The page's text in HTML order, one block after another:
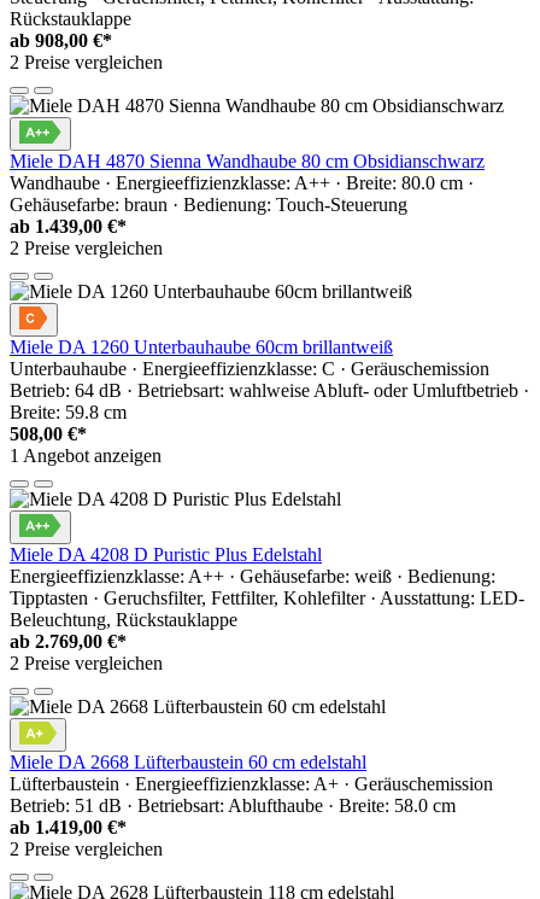
Rückstauklappe
ab 908,00 €*
2 Preise vergleichen
Miele DAH 4870 Sienna Wandhaube 80 cm Obsidianschwarz
Wandhaube · Energieeffizienzklasse: A++ · Breite: 80.0 cm ·
Gehäusefarbe: braun · Bedienung: Touch-Steuerung
ab 1.439,00 €*
2 Preise vergleichen
Miele DA 1260 Unterbauhaube 60cm brillantweiß
Unterbauhaube · Energieeffizienzklasse: C · Geräuschemission
Betrieb: 64 dB · Betriebsart: wahlweise Abluft- oder Umluftbetrieb ·
Breite: 59.8 cm
508,00 €*
1 Angebot anzeigen
Miele DA 4208 D Puristic Plus Edelstahl
Energieeffizienzklasse: A++ · Gehäusefarbe: weiß · Bedienung:
Tipptasten · Geruchsfilter, Fettfilter, Kohlefilter · Ausstattung: LED-
Beleuchtung, Rückstauklappe
ab 2.769,00 €*
2 Preise vergleichen
Miele DA 2668 Lüfterbaustein 60 cm edelstahl
Lüfterbaustein · Energieeffizienzklasse: A+ · Geräuschemission
Betrieb: 51 dB · Betriebsart: Ablufthaube · Breite: 58.0 cm
ab 1.419,00 €*
2 Preise vergleichen